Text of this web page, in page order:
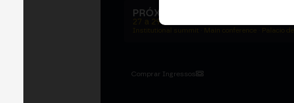
PRÓXIMA EDIÇÃO → MADRID
27 a 29 de outubro de 2026
Institutional summit · Main conference · Palacio
Comprar Ingressos